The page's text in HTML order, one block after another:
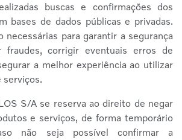
buscas e confirmações dos
bases de dados públicas e privadas.
necessárias para garantir a segurança
fraudes, corrigir eventuais erros de
a melhor experiência ao utilizar
serviços.
S/A se reserva ao direito de negar
e serviços, de forma temporário
não seja possível confirmar a